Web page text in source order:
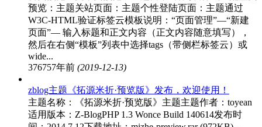
预览：主题关站页面：主题个性登陆页面：主题通过
W3C-HTML验证标签云模板说明：“页面管理”—“新建
页面”— 输入标题和正文内容（正文内容随意填写），
然后在右侧“模板”列表中选择tags（带侧栏标签云）或
wide...
376757年前 (2019-12-13)
zblog主题《拓源米折·预览版》发布，欢迎使用！
主题名称：《拓源米折·预览版》主题主题作者：toyean
适用版本：Z-BlogPHP 1.3 Wonce Build 140614发布时